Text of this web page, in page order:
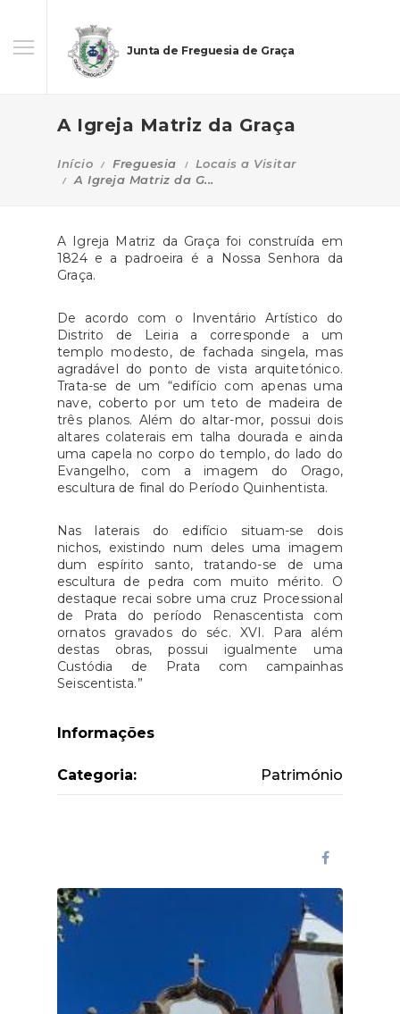
Junta de Freguesia de Graça
A Igreja Matriz da Graça
Início Freguesia
Locais a Visitar
A Igreja Matriz da G...
A Igreja Matriz da Graça foi construída em
1824 e a padroeira é a Nossa Senhora da
Graça.
De acordo com o Inventário Artístico do
Distrito de Leiria a corresponde a um
templo modesto, de fachada singela, mas
agradável do ponto de vista arquitetónico.
Trata-se de um “edifício com apenas uma
nave, coberto por um teto de madeira de
três planos. Além do altar-mor, possui dois
altares colaterais em talha dourada e ainda
uma capela no corpo do templo, do lado do
Evangelho, com a imagem do Orago,
escultura de final do Período Quinhentista.
Nas laterais do edifício situam-se dois
nichos, existindo num deles uma imagem
dum espírito santo, tratando-se de uma
escultura de pedra com muito mérito. O
destaque recai sobre uma cruz Processional
de Prata do período Renascentista com
ornatos gravados do séc. XVI. Para além
destas obras, possui igualmente uma
Custódia de Prata com campainhas
Seiscentista.”
Informações
Categoria: Património